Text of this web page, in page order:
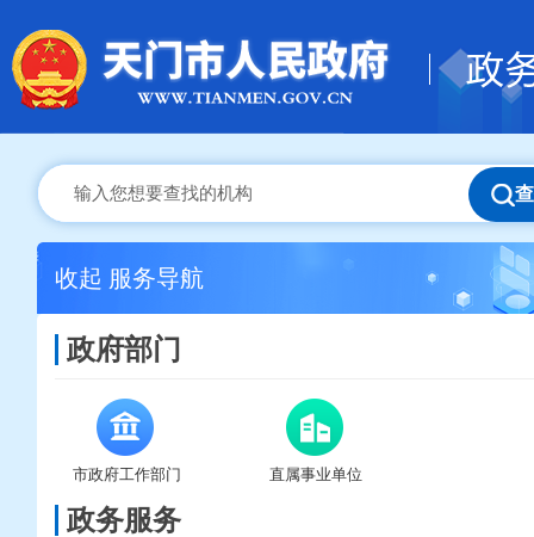
收起 服务导航
政府部门
市政府工作部门 直属事业单位
政务服务